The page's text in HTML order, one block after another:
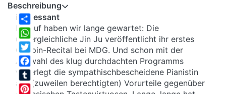
Share
WhatsApp
Twitter
Facebook
Tumblr
Beschreibung
interessant
Darauf haben wir lange gewartet: Die
unvergleichliche Jin Ju veröffentlicht ihr erstes
Chopin-Recital bei MDG. Und schon mit der
Auswahl des klug durchdachten Programms
widerlegt die sympathischbescheidene Pianistin
alle (zuweilen berechtigten) Vorurteile gegenüber